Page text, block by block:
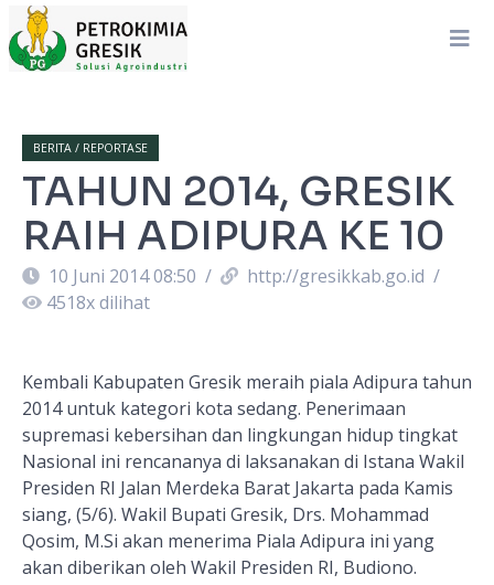
BERITA / REPORTASE
TAHUN 2014, GRESIK
RAIH ADIPURA KE 10
10 Juni 2014 08:50 / http://gresikkab.go.id /
4518x dilihat
Kembali Kabupaten Gresik meraih piala Adipura tahun
2014 untuk kategori kota sedang. Penerimaan
supremasi kebersihan dan lingkungan hidup tingkat
Nasional ini rencananya di laksanakan di Istana Wakil
Presiden RI Jalan Merdeka Barat Jakarta pada Kamis
siang, (5/6). Wakil Bupati Gresik, Drs. Mohammad
Qosim, M.Si akan menerima Piala Adipura ini yang
akan diberikan oleh Wakil Presiden RI, Budiono.